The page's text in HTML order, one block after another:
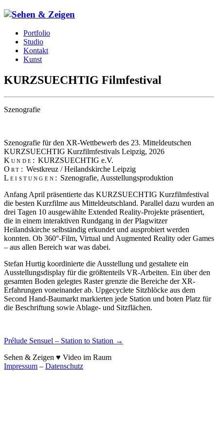
Portfolio
Studio
Kontakt
Kunst
KURZSUECHTIG Filmfestival
Szenografie
Szenografie für den XR-Wettbewerb des 23. Mitteldeutschen
KURZSUECHTIG Kurzfilmfestivals Leipzig, 2026
Kunde: KURZSUECHTIG e.V.
Ort: Westkreuz / Heilandskirche Leipzig
Leistungen: Szenografie, Ausstellungsproduktion
Anfang April präsentierte das KURZSUECHTIG Kurzfilmfestival
die besten Kurzfilme aus Mitteldeutschland. Parallel dazu wurden an
drei Tagen 10 ausgewählte Extended Reality-Projekte präsentiert,
die in einem interaktiven Rundgang in der Plagwitzer
Heilandskirche selbständig erkundet und ausprobiert werden
konnten. Ob 360°-Film, Virtual und Augmented Reality oder Games
– aus allen Bereich war was dabei.
Stefan Hurtig koordinierte die Ausstellung und gestaltete ein
Ausstellungsdisplay für die größtenteils VR-Arbeiten. Ein über den
gesamten Boden gelegtes Raster grenzte die Bereiche der XR-
Erfahrungen voneinander ab. Upgecyclete Sitzblöcke aus dem
Second Hand-Baumarkt markierten jede Station und boten Platz für
die Beschriftung sowie Ablage- und Sitzflächen.
Post
navigation
Prélude Sensuel – Station to Station →
Sehen & Zeigen ♥ Video im Raum
Impressum – Datenschutz